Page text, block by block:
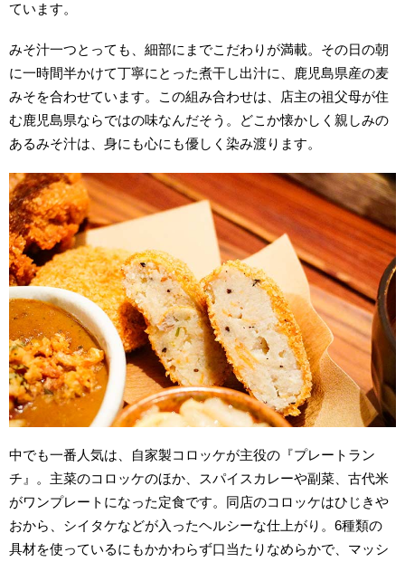
ています。
みそ汁一つとっても、細部にまでこだわりが満載。その日の朝
に一時間半かけて丁寧にとった煮干し出汁に、鹿児島県産の麦
みそを合わせています。この組み合わせは、店主の祖父母が住
む鹿児島県ならではの味なんだそう。どこか懐かしく親しみの
あるみそ汁は、身にも心にも優しく染み渡ります。
中でも一番人気は、自家製コロッケが主役の『プレートラン
チ』。主菜のコロッケのほか、スパイスカレーや副菜、古代米
がワンプレートになった定食です。同店のコロッケはひじきや
おから、シイタケなどが入ったヘルシーな仕上がり。6種類の
具材を使っているにもかかわらず口当たりなめらかで、マッシ